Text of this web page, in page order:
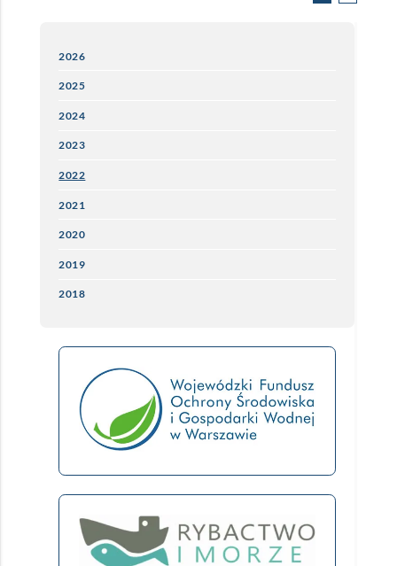
2026
2025
2024
2023
2022
2021
2020
2019
2018